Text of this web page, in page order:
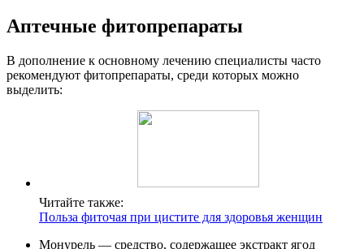
Аптечные фитопрепараты
В дополнение к основному лечению специалисты часто
рекомендуют фитопрепараты, среди которых можно
выделить:
Читайте также:
Польза фиточая при цистите для здоровья женщин
Монурель — средство, содержащее экстракт ягод